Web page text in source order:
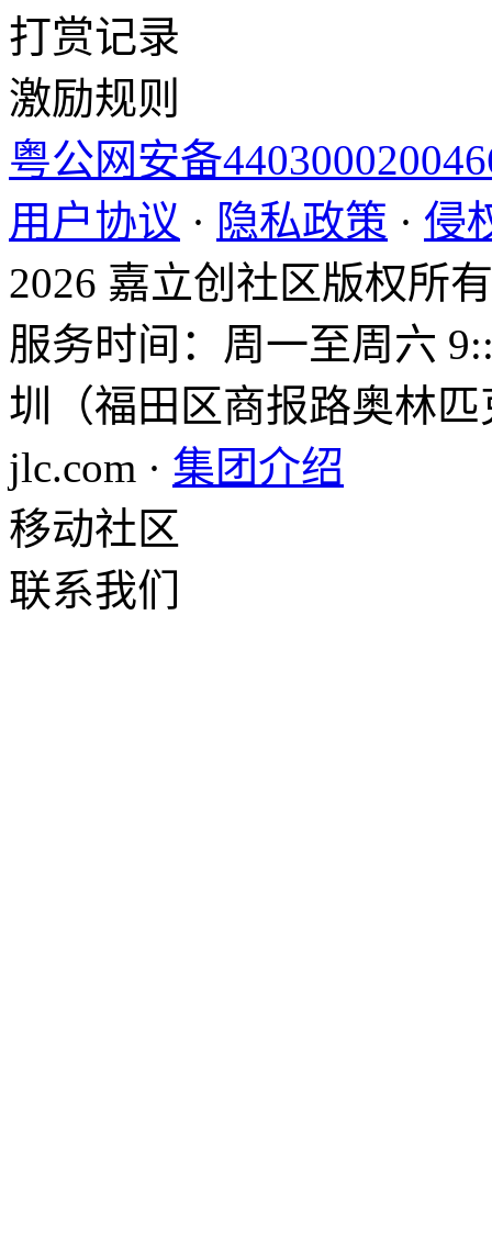
打赏记录
激励规则
粤公网安备
用户协议 · 隐私政策 · 侵
2026 嘉立创社区版权所有
服务时间：周一至周六
圳（福田区商报路奥林匹
jlc.com · 集团介绍
移动社区
联系我们